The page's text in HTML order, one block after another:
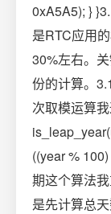
0xA5A5); }
是RTC应用
30%左右。
份的计算。
次取模运算
((year %
期这个算法
是先计算总